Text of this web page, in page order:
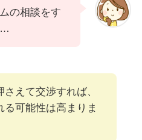
の相談をす
…
えて交渉すれば、
る可能性は高まりま